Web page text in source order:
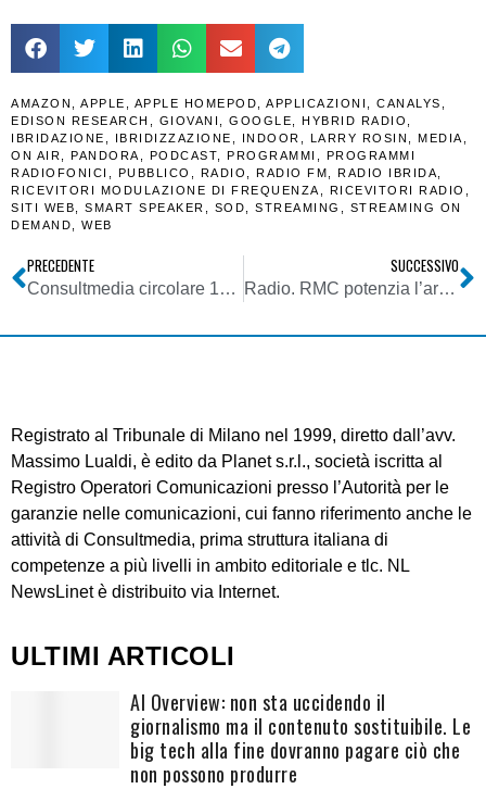
AMAZON APPLE APPLE HOMEPOD APPLICAZIONI CANALYS
EDISON RESEARCH
GIOVANI GOOGLE HYBRID RADIO
IBRIDAZIONE
IBRIDIZZAZIONE INDOOR LARRY ROSIN MEDIA
ON AIR
PANDORA PODCAST PROGRAMMI
PROGRAMMI
RADIOFONICI
PUBBLICO RADIO RADIO FM RADIO IBRIDA
RICEVITORI MODULAZIONE DI FREQUENZA
RICEVITORI RADIO
SITI WEB
SMART SPEAKER SOD STREAMING
STREAMING ON
DEMAND
WEB
PRECEDENTE
Consultmedia circolare 14022018 DM 20102017 modalità presentazione domande contributi radio tv locali ex regolamento dpr 146-2017 anno 2018
SUCCESSIVO
Radio. RMC potenzia l’area digital. Subito nuovo sito con accesso a brand bouquet IP che già garantisce 3 mln di accessi mensili e su cui l’emittente punta in modo particolare
Registrato al Tribunale di Milano nel 1999, diretto dall’avv.
Massimo Lualdi, è edito da Planet s.r.l., società iscritta al
Registro Operatori Comunicazioni presso l’Autorità per le
garanzie nelle comunicazioni, cui fanno riferimento anche le
attività di Consultmedia, prima struttura italiana di
competenze a più livelli in ambito editoriale e tlc. NL
NewsLinet è distribuito via Internet.
ULTIMI ARTICOLI
AI Overview: non sta uccidendo il
giornalismo ma il contenuto sostituibile. Le
big tech alla fine dovranno pagare ciò che
non possono produrre